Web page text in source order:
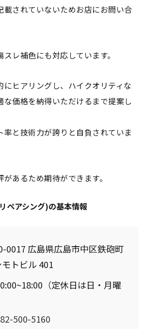
載されていないためお店にお問い合
レ補色にも対応しています。
にヒアリングし、ハイクオリティな
な価格を納得いただけるまで提案し
率と技術力が誇りと自負されていま
あるため期待ができます。
ペアシング)の基本情報
0017 広島県広島市中区鉄砲町
トビル 401
（定休日は日・月曜
500-5160